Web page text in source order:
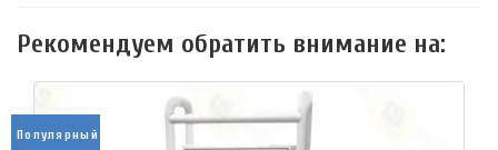
Рекомендуем обратить внимание на:
Популярный